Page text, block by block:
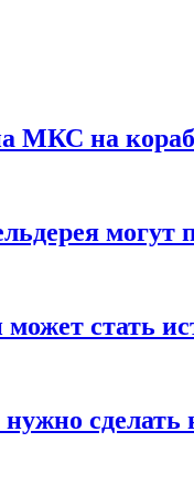
МКС на
могут
стать
сделать